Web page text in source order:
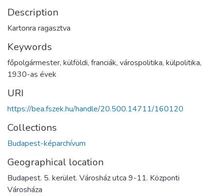
Description
Kartonra ragasztva
Keywords
főpolgármester, külföldi, franciák, várospolitika, külpolitika,
1930-as évek
URI
https://bea.fszek.hu/handle/20.500.14711/160120
Collections
Budapest-képarchívum
Geographical location
Budapest. 5. kerület. Városház utca 9-11. Központi
Városháza